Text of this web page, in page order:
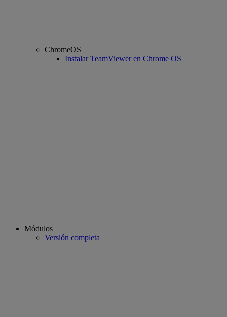
ChromeOS
Instalar TeamViewer en Chrome OS
Módulos
Versión completa